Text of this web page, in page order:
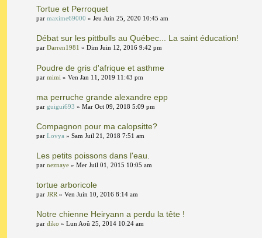
Tortue et Perroquet
par maxime69000 » Jeu Juin 25, 2020 10:45 am
Débat sur les pittbulls au Québec... La saint éducation!
par Darren1981 » Dim Juin 12, 2016 9:42 pm
Poudre de gris d'afrique et asthme
par mimi » Ven Jan 11, 2019 11:43 pm
ma perruche grande alexandre epp
par guigui693 » Mar Oct 09, 2018 5:09 pm
Compagnon pour ma calopsitte?
par Lovya » Sam Juil 21, 2018 7:51 am
Les petits poissons dans l'eau.
par neznaye » Mer Juil 01, 2015 10:05 am
tortue arboricole
par JRR » Ven Juin 10, 2016 8:14 am
Notre chienne Heiryann a perdu la tête !
par diko » Lun Aoû 25, 2014 10:24 am